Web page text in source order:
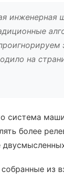
инженерная
на
система
более
из